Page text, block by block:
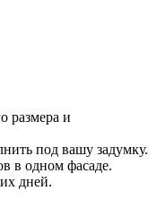
размера и
под вашу задумку.
в одном фасаде.
дней.